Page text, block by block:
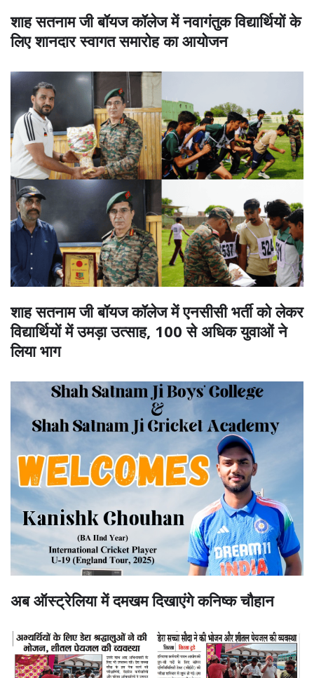
शाह सतनाम जी बॉयज कॉलेज में नवागंतुक विद्यार्थियों के
लिए शानदार स्वागत समारोह का आयोजन
शाह सतनाम जी बॉयज कॉलेज में एनसीसी भर्ती को लेकर
विद्यार्थियों में उमड़ा उत्साह, 100 से अधिक युवाओं ने
लिया भाग
अब ऑस्ट्रेलिया में दमखम दिखाएंगे कनिष्क चौहान